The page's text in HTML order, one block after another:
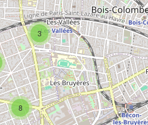
3
8